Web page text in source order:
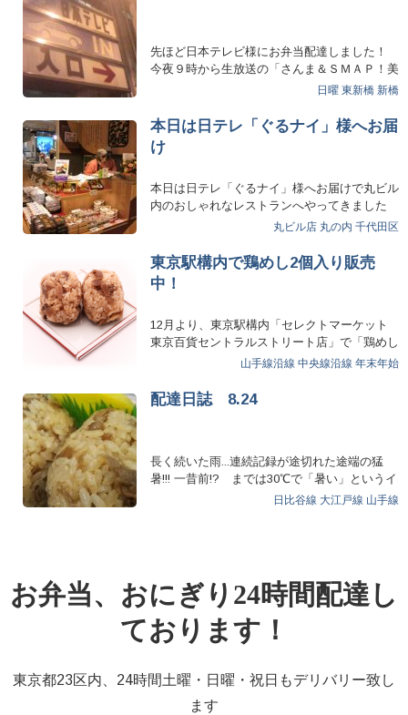
先ほど日本テレビ様にお弁当配達しました！
今夜９時から生放送の「さんま＆ＳＭＡＰ！美
日曜 東新橋 新橋
本日は日テレ「ぐるナイ」様へお届
け
本日は日テレ「ぐるナイ」様へお届けで丸ビル
内のおしゃれなレストランへやってきました
ぁ。おそらくはあの超…丸ビル店 丸の内 千代田区
東京駅構内で鶏めし2個入り販売
中！
12月より、東京駅構内「セレクトマーケット
東京百貨セントラルストリート店」で「鶏めし
2個入り」の販売を開始しま…
山手線沿線 中央線沿線 年末年始
配達日誌 8.24
長く続いた雨...連続記録が途切れた途端の猛
暑!!! 一昔前!? までは30℃で「暑い」というイ
日比谷線 大江戸線 山手線
お弁当、おにぎり24時間配達し
ております！
東京都23区内、24時間土曜・日曜・祝日もデリバリー致し
ます